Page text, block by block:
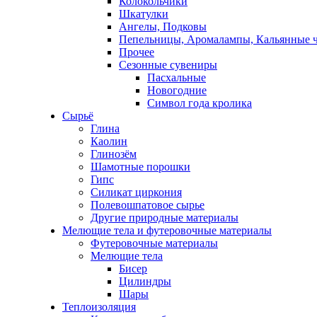
Шкатулки
Ангелы, Подковы
Пепельницы, Аромалампы, Кальянные
Прочее
Сезонные сувениры
Пасхальные
Новогодние
Символ года кролика
Сырьё
Глина
Каолин
Глинозём
Шамотные порошки
Гипс
Силикат циркония
Полевошпатовое сырье
Другие природные материалы
Мелющие тела и футеровочные материалы
Футеровочные материалы
Мелющие тела
Бисер
Цилиндры
Шары
Теплоизоляция